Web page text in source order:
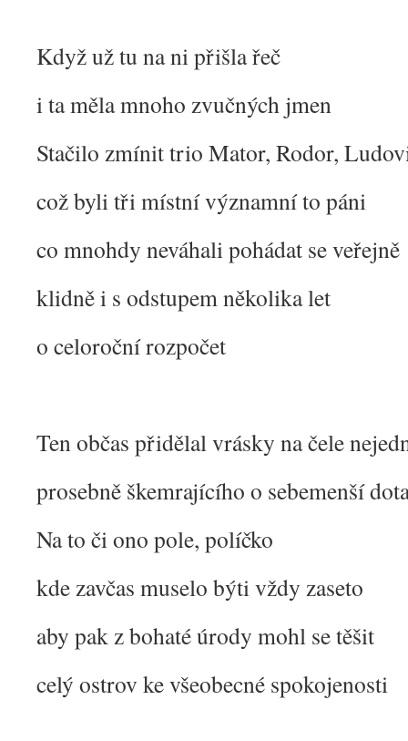
Když už tu na ni přišla řeč
i ta měla mnoho zvučných jmen
Stačilo zmínit trio Mator, Rodor,
což byli tři místní významní to páni
co mnohdy neváhali pohádat se veřejně
klidně i s odstupem několika let
o celoroční rozpočet
Ten občas přidělal vrásky na čele
prosebně škemrajícího o sebemenší
Na to či ono pole, políčko
kde zavčas muselo býti vždy zaseto
aby pak z bohaté úrody mohl se těšit
celý ostrov ke všeobecné spokojenosti